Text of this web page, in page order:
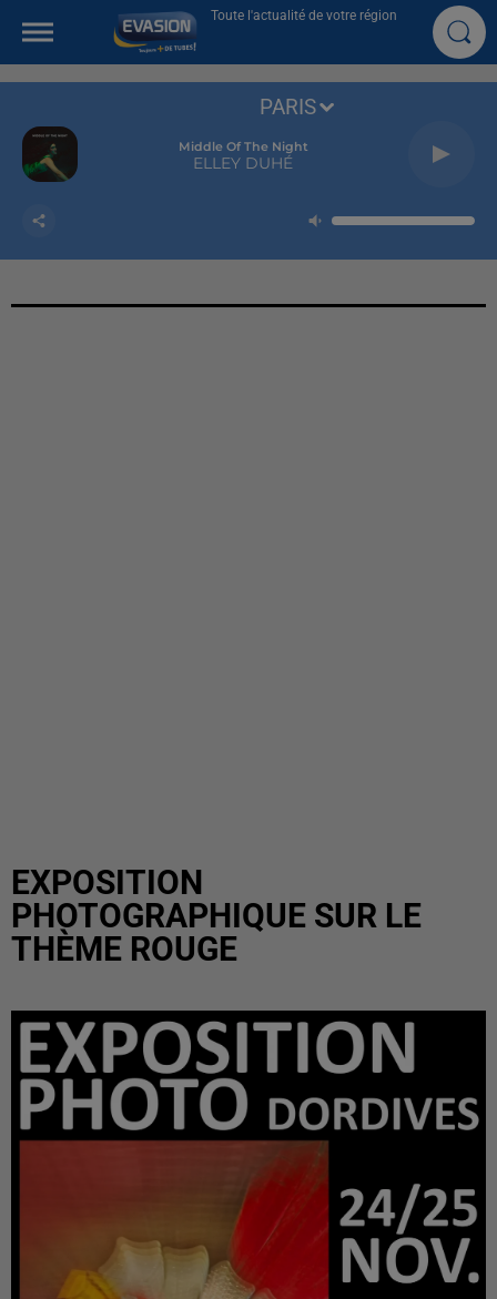
Toute l'actualité de votre région
Middle Of The Night
ELLEY DUHÉ
PARIS
EXPOSITION
PHOTOGRAPHIQUE SUR LE
THÈME ROUGE